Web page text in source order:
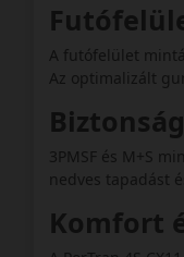
A futófelület
Az optimalizált
3PMSF és M+S
nedves tapadást
Komfort